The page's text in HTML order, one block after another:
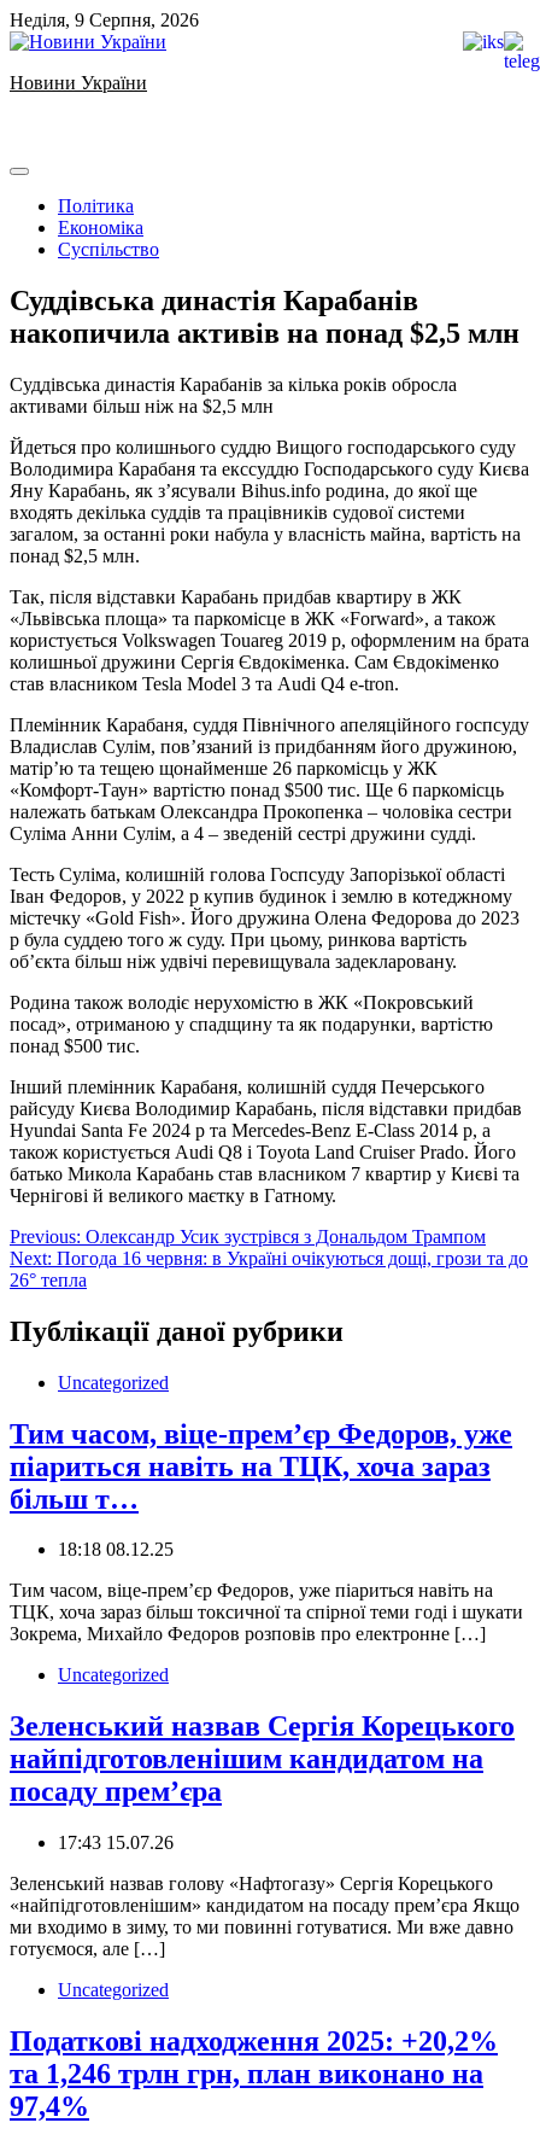
Skip
to
Неділя, 9 Серпня, 2026
Новини України
Політика
Економіка
Суспільство
Суддівська династія Карабанів
накопичила активів на понад $2,5 млн
️Суддівська династія Карабанів за кілька років обросла
активами більш ніж на $2,5 млн
Йдеться про колишнього суддю Вищого господарського суду
Володимира Карабаня та екссуддю Господарського суду Києва
Яну Карабань, як зʼясували Bihus.info родина, до якої ще
входять декілька суддів та працівників судової системи
загалом, за останні роки набула у власність майна, вартість на
понад $2,5 млн.
Так, після відставки Карабань придбав квартиру в ЖК
«Львівська площа» та паркомісце в ЖК «Forward», а також
користується Volkswagen Touareg 2019 р, оформленим на брата
колишньої дружини Сергія Євдокіменка. Сам Євдокіменко
став власником Tesla Model 3 та Audi Q4 e-tron.
Племінник Карабаня, суддя Північного апеляційного госпсуду
Владислав Сулім, пов’язаний із придбанням його дружиною,
матір’ю та тещею щонайменше 26 паркомісць у ЖК
«Комфорт-Таун» вартістю понад $500 тис. Ще 6 паркомісць
належать батькам Олександра Прокопенка – чоловіка сестри
Суліма Анни Сулім, а 4 – зведеній сестрі дружини судді.
Тесть Суліма, колишній голова Госпсуду Запорізької області
Іван Федоров, у 2022 р купив будинок і землю в котеджному
містечку «Gold Fish». Його дружина Олена Федорова до 2023
р була суддею того ж суду. При цьому, ринкова вартість
об’єкта більш ніж удвічі перевищувала задекларовану.
Родина також володіє нерухомістю в ЖК «Покровський
посад», отриманою у спадщину та як подарунки, вартістю
понад $500 тис.
Інший племінник Карабаня, колишній суддя Печерського
райсуду Києва Володимир Карабань, після відставки придбав
Hyundai Santa Fe 2024 р та Mercedes-Benz E-Class 2014 р, а
також користується Audi Q8 і Toyota Land Cruiser Prado. Його
батько Микола Карабань став власником 7 квартир у Києві та
Чернігові й великого маєтку в Гатному.
Навігація
записів
Previous: Олександр Усик зустрівся з Дональдом Трампом
Next: Погода 16 червня: в Україні очікуються дощі, грози та до
26° тепла
Публікації даної рубрики
Uncategorized
Тим часом, віце-прем’єр Федоров, уже
піариться навіть на ТЦК, хоча зараз
більш т…
18:18 08.12.25
Тим часом, віце-прем’єр Федоров, уже піариться навіть на
ТЦК, хоча зараз більш токсичної та спірної теми годі і шукати
Зокрема, Михайло Федоров розповів про електронне […]
Uncategorized
Зеленський назвав Сергія Корецького
найпідготовленішим кандидатом на
посаду прем’єра
17:43 15.07.26
Зеленський назвав голову «Нафтогазу» Сергія Корецького
«найпідготовленішим» кандидатом на посаду премʼєра Якщо
ми входимо в зиму, то ми повинні готуватися. Ми вже давно
готуємося, але […]
Uncategorized
Податкові надходження 2025: +20,2%
та 1,246 трлн грн, план виконано на
97,4%